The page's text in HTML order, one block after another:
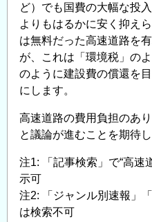
ど）でも国費の大幅な投
よりもはるかに安く抑え
は無料だった高速道路を
が、これは「環境税」の
のように建設費の償還を
にします。
高速道路の費用負担のあ
と議論が進むことを期待し
注1: 「記事検索」で“高速
示可
注2: 「ジャンル別速報」
は検索不可